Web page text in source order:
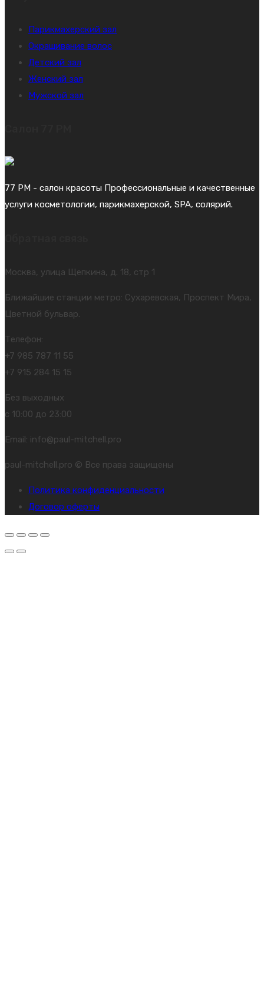
Парикмахерский зал
Окрашивание волос
Детский зал
Женский зал
Мужской зал
77 PM - салон красоты Профессиональные и качественные
услуги косметологии, парикмахерской, SPA, солярий.
Москва, улица Щепкина, д. 18, стр 1
Ближайшие станции метро: Сухаревская, Проспект Мира,
Цветной бульвар.
Телефон:
+7 985 787 11 55
+7 915 284 15 15
Без выходных
с 10:00 до 23:00
Email: info@paul-mitchell.pro
paul-mitchell.pro © Все права защищены
Политика конфиденциальности
Договор оферты